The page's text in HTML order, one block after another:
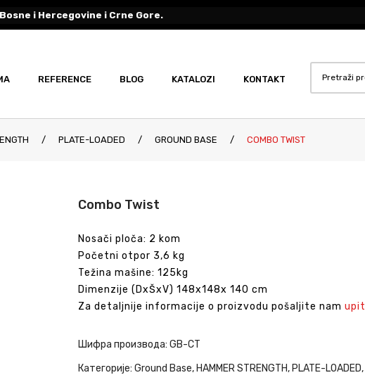
i Hercegovine i Crne Gore.
REFERENCE BLOG KATALOZI KONTAKT
/ PLATE-LOADED / GROUND BASE / COMBO TWIST
Combo Twist
Nosači ploča: 2 kom
Početni otpor 3,6 kg
Težina mašine: 125kg
Dimenzije (DxŠxV) 148x148x 140 cm
Za detaljnije informacije o proizvodu pošaljite nam upit
Шифра производа: GB-CT
Категорије: Ground Base, HAMMER STRENGTH, PLATE-LOADED,